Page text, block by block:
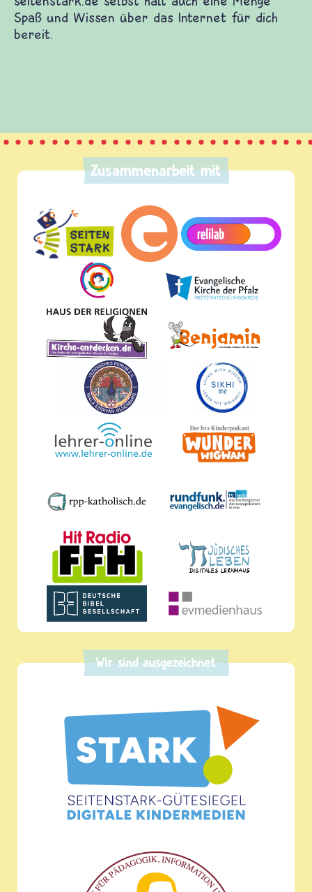
Dort warten Spiele und Filme auf
Themen. Du kannst dich mit anderen Kindern
und etliches mehr. seitenstark.de selbst
Zusammenarbeit mit
Wir sind ausgezeichnet